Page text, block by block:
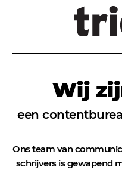
Wij
een
Ons team van
schrijvers is gewapend